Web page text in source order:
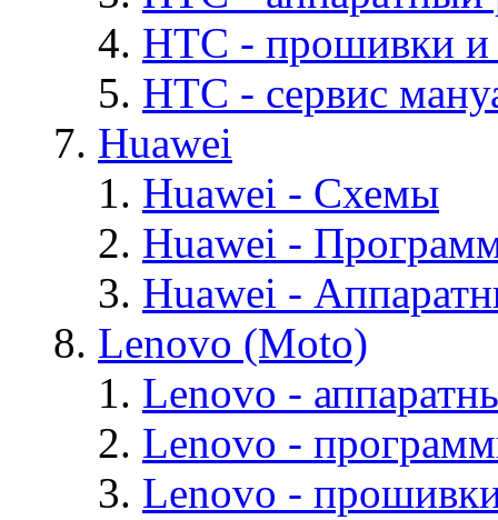
HTC - прошивки
HTC - cервис
Huawei
Huawei - Cхемы
Huawei -
Huawei -
Lenovo (Moto)
Lenovo -
Lenovo -
Lenovo -